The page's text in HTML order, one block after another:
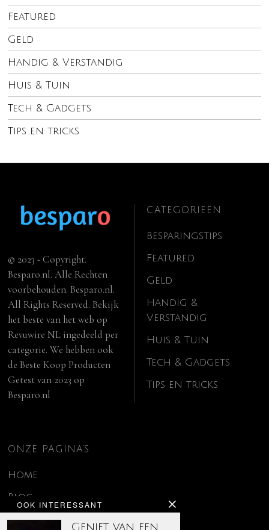
Featured
Geld
Handig & Verstandig
Huis & Tuin
Tech & Gadgets
Tips en tricks
OOK INTERESSANT
Geniet van een
© 2023 - Copyright.
Besparo.nl. Alle Rechten
voorbehouden. Besparo.nl.
All Rights Reserved. Bekijk
het beste van het web op
Revuwire NL ingedeeld per
categorie. We hebben ook
deBeste Koop Producten
Getest van 2023 op
Besparo.nl
CATEGORIEËN
Besparingstips
Featured
Geld
Handig &
Verstandig
Huis & Tuin
Tech & Gadgets
Tips en tricks
ONZE PAGINA’S
Home
Blog
Contact